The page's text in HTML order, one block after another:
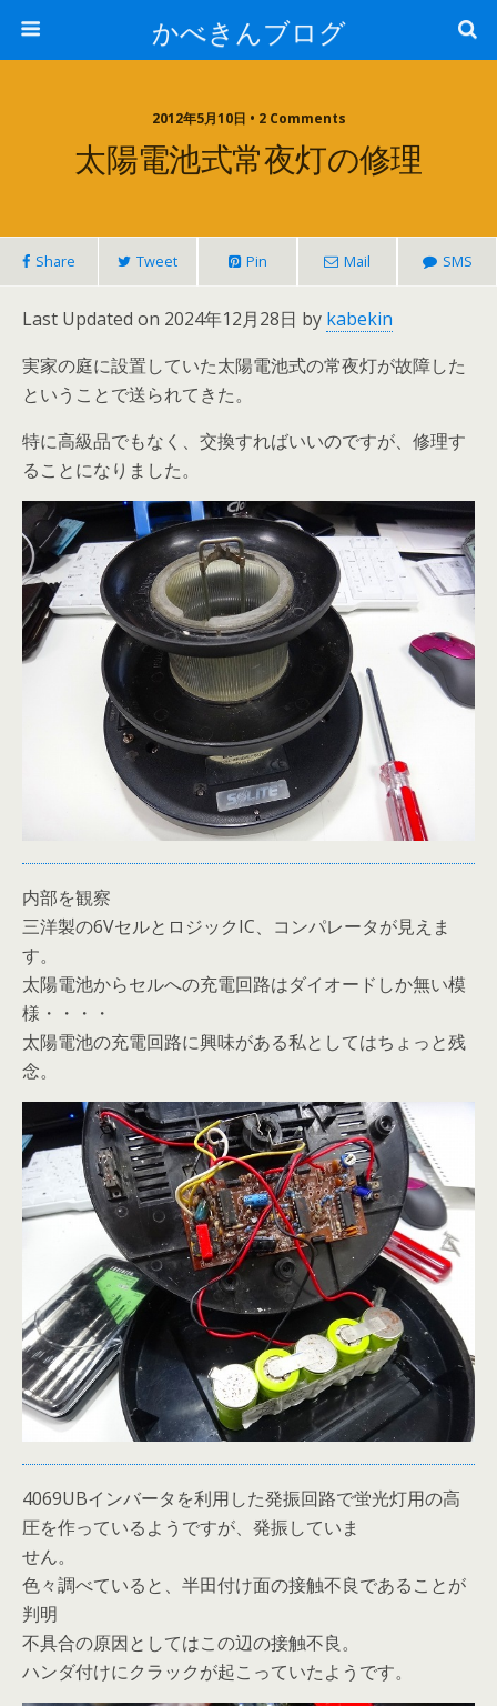
かべきんブログ
2012年5月10日 • 2 Comments
太陽電池式常夜灯の修理
Share Tweet Pin Mail SMS
Last Updated on 2024年12月28日 by kabekin
実家の庭に設置していた太陽電池式の常夜灯が故障した
ということで送られてきた。
特に高級品でもなく、交換すればいいのですが、修理す
ることになりました。
内部を観察
三洋製の6VセルとロジックIC、コンパレータが見えま
す。
太陽電池からセルへの充電回路はダイオードしか無い模
様・・・・
太陽電池の充電回路に興味がある私としてはちょっと残
念。
4069UBインバータを利用した発振回路で蛍光灯用の高
圧を作っているようですが、発振していま
せん。
色々調べていると、半田付け面の接触不良であることが
判明
不具合の原因としてはこの辺の接触不良。
ハンダ付けにクラックが起こっていたようです。